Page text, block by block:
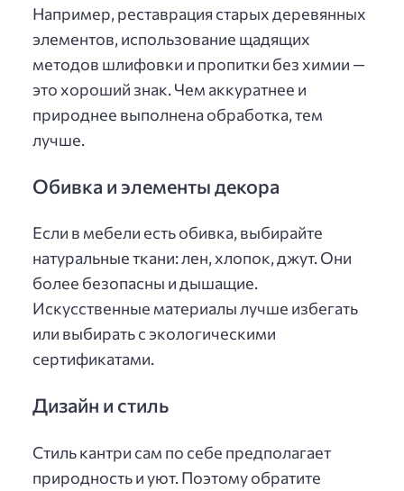
Например, реставрация старых деревянных
элементов, использование щадящих
методов шлифовки и пропитки без химии —
это хороший знак. Чем аккуратнее и
природнее выполнена обработка, тем
лучше.
Обивка и элементы декора
Если в мебели есть обивка, выбирайте
натуральные ткани: лен, хлопок, джут. Они
более безопасны и дышащие.
Искусственные материалы лучше избегать
или выбирать с экологическими
сертификатами.
Дизайн и стиль
Стиль кантри сам по себе предполагает
природность и уют. Поэтому обратите